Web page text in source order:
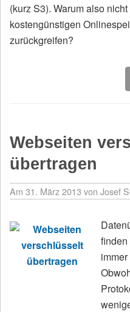
(kurz S3). Warum also
kostengünstigen
zurückgreifen?
Webseiten
übertragen
Am 31. März 2013 von Josef